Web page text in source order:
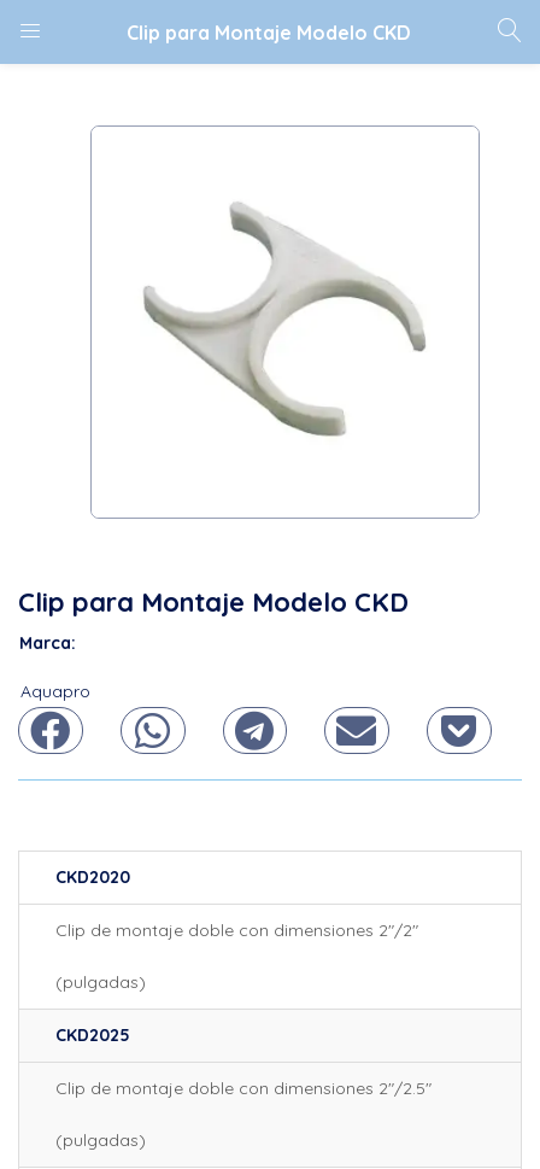
Clip para Montaje Modelo CKD
Clip para Montaje Modelo CKD
Marca:
Aquapro
CKD2020
Clip de montaje doble con dimensiones 2″/2″
(pulgadas)
CKD2025
Clip de montaje doble con dimensiones 2″/2.5″
(pulgadas)